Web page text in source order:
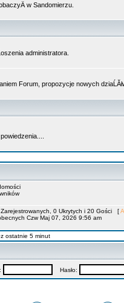
w Sandomierzu.
administratora.
Forum, propozycje nowych
0 Ukrytych i 20 Gości [
Czw Maj 07, 2026 9:56 am
ostatnie 5 minut
Hasło: